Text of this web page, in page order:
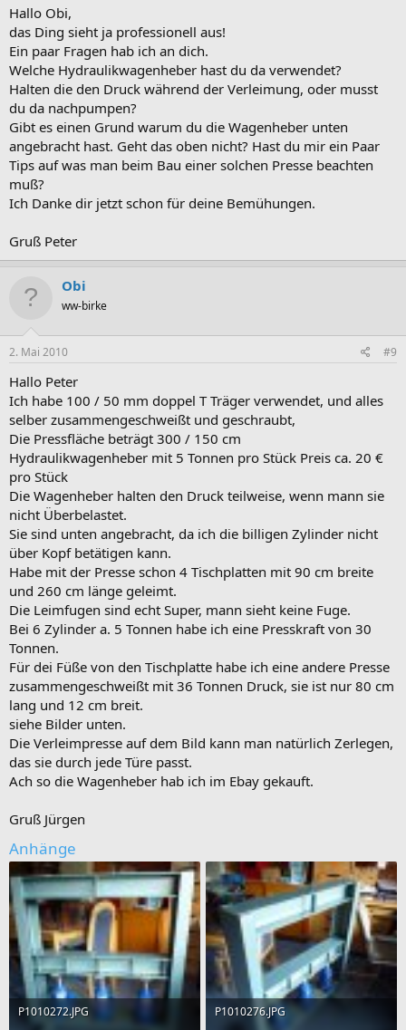
Hallo Obi,
das Ding sieht ja professionell aus!
Ein paar Fragen hab ich an dich.
Welche Hydraulikwagenheber hast du da verwendet?
Halten die den Druck während der Verleimung, oder musst
du da nachpumpen?
Gibt es einen Grund warum du die Wagenheber unten
angebracht hast. Geht das oben nicht? Hast du mir ein Paar
Tips auf was man beim Bau einer solchen Presse beachten
muß?
Ich Danke dir jetzt schon für deine Bemühungen.
Gruß Peter
Obi
ww-birke
2. Mai 2010 #9
Hallo Peter
Ich habe 100 / 50 mm doppel T Träger verwendet, und alles
selber zusammengeschweißt und geschraubt,
Die Pressfläche beträgt 300 / 150 cm
Hydraulikwagenheber mit 5 Tonnen pro Stück Preis ca. 20 €
pro Stück
Die Wagenheber halten den Druck teilweise, wenn mann sie
nicht Überbelastet.
Sie sind unten angebracht, da ich die billigen Zylinder nicht
über Kopf betätigen kann.
Habe mit der Presse schon 4 Tischplatten mit 90 cm breite
und 260 cm länge geleimt.
Die Leimfugen sind echt Super, mann sieht keine Fuge.
Bei 6 Zylinder a. 5 Tonnen habe ich eine Presskraft von 30
Tonnen.
Für dei Füße von den Tischplatte habe ich eine andere Presse
zusammengeschweißt mit 36 Tonnen Druck, sie ist nur 80 cm
lang und 12 cm breit.
siehe Bilder unten.
Die Verleimpresse auf dem Bild kann man natürlich Zerlegen,
das sie durch jede Türe passt.
Ach so die Wagenheber hab ich im Ebay gekauft.
Gruß Jürgen
Anhänge
P1010272.JPG
P1010276.JPG